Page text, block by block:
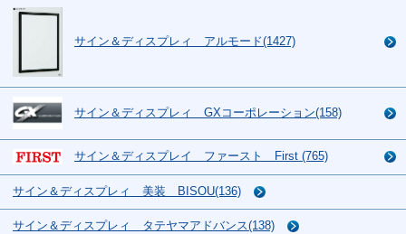
サイン＆ディスプレィ アルモード(1427)
サイン＆ディスプレィ GXコーポレーション(158)
サイン＆ディスプレイ ファースト First (765)
サイン＆ディスプレィ 美装 BISOU(136)
サイン＆ディスプレィ タテヤマアドバンス(138)